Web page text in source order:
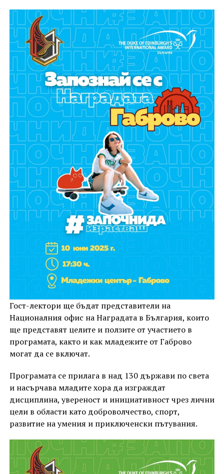
Гост-лектори ще бъдат представители на
Националния офис на Наградата в България, които
ще представят целите и ползите от участието в
програмата, както и как младежите от Габрово
могат да се включат.
Програмата се прилага в над 130 държави по света
и насърчава младите хора да изграждат
дисциплина, увереност и инициативност чрез лични
цели в области като доброволчество, спорт,
развитие на умения и приключенски пътувания.